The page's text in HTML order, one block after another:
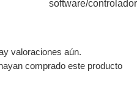
software/controlador
valoraciones aún.
comprado este producto